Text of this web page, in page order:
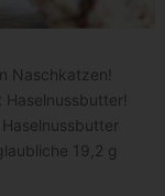
Naschkatzen!
19,2 g